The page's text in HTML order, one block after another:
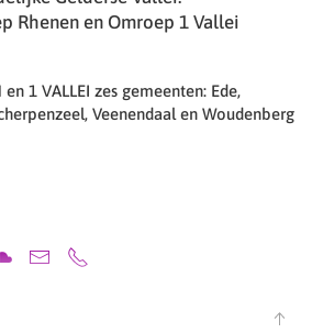
Rhenen en Omroep 1 Vallei
1 VALLEI zes gemeenten: Ede,
Veenendaal en Woudenberg